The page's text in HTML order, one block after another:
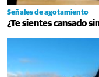
Señales de agotamiento
¿Te sientes cansado